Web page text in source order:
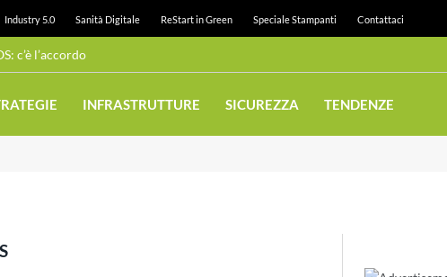
Industry 5.0 Sanità Digitale ReStart in Green Speciale Stampanti Contattaci
c’è l’accordo
INFRASTRUTTURE SICUREZZA TENDENZE